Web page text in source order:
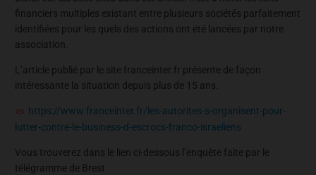
financiers multiples existant entre plusieurs sociétés parfaitement
identifiées pour les quels des actions ont été lancées par notre
association.
L’article publié par le site franceinter.fr présente de façon
intéressante la situation depuis plus de 15 ans.
https://www.franceinter.fr/les-autorites-s-organisent-pour-
lutter-contre-le-business-d-escrocs-franco-israeliens
Vous trouverez dans le lien ci-dessous l’enquête faite par le
télégramme de Brest